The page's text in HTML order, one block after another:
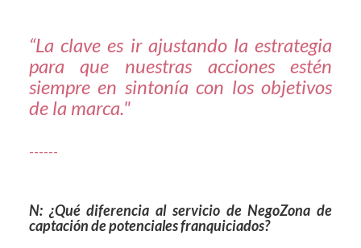
“La clave es ir ajustando la estrategia
para que nuestras acciones estén
siempre en sintonía con los objetivos
de la marca."
------
N: ¿Qué diferencia al servicio de NegoZona de
captación de potenciales franquiciados?